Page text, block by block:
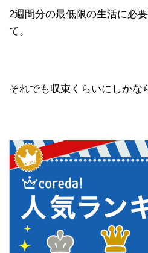
2週間分の最低限の生活に必
て。
それでも収束くらいにしか